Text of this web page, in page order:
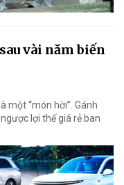
vài năm biến
một “món hời”. Gánh
lợi thế giá rẻ ban